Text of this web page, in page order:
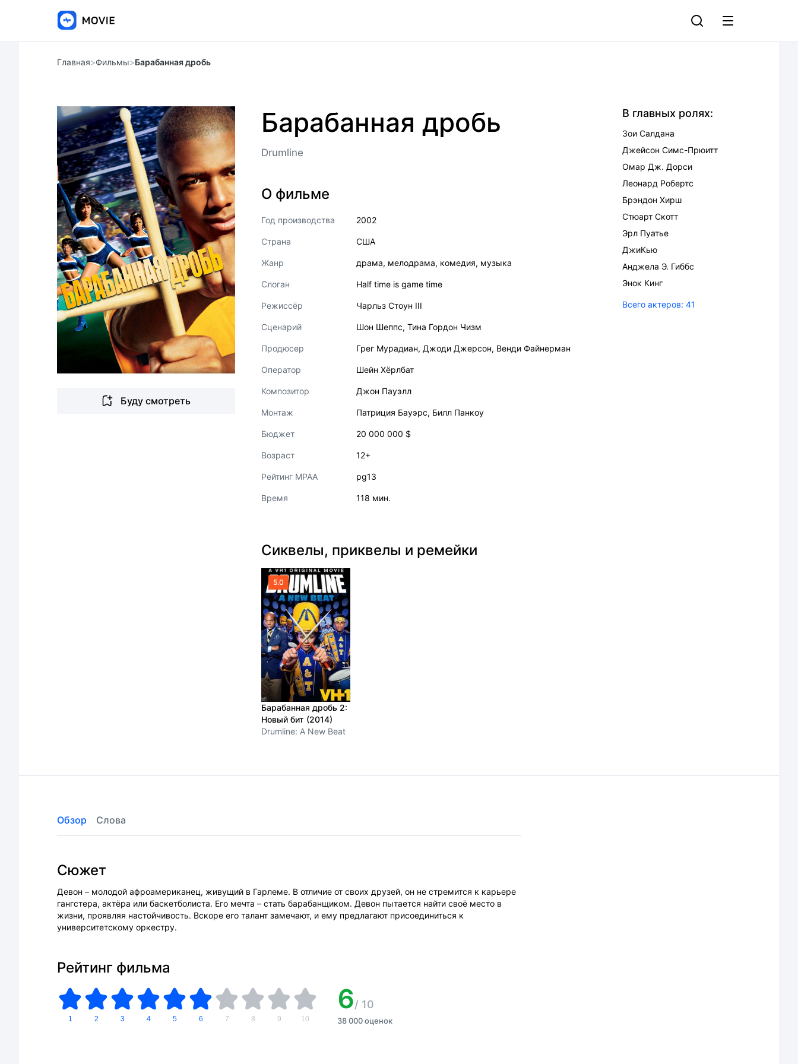
Главная>Фильмы>Барабанная дробь
Буду смотреть
Барабанная дробь
Drumline
О фильме
Год производства 2002
Страна США
Жанр драма, мелодрама, комедия, музыка
Слоган Half time is game time
Режиссёр Чарльз Стоун III
Сценарий Шон Шеппс, Тина Гордон Чизм
Продюсер Грег Мурадиан, Джоди Джерсон, Венди Файнерман
Оператор Шейн Хёрлбат
Композитор Джон Пауэлл
Монтаж Патриция Бауэрс, Билл Панкоу
Бюджет 20 000 000 $
Возраст 12+
Рейтинг MPAA pg13
Время 118 мин.
В главных ролях:
Зои Салдана
Джейсон Симс-Прюитт
Омар Дж. Дорси
Леонард Робертс
Брэндон Хирш
Стюарт Скотт
Эрл Пуатье
ДжиКью
Анджела Э. Гиббс
Энок Кинг
Всего актеров: 41
Сиквелы, приквелы и ремейки
5.0
Барабанная дробь 2:
Новый бит (2014)
Drumline: A New Beat
Обзор Слова
Сюжет
Девон – молодой афроамериканец, живущий в Гарлеме. В отличие от своих друзей, он не стремится к карьере
гангстера, актёра или баскетболиста. Его мечта – стать барабанщиком. Девон пытается найти своё место в
жизни, проявляя настойчивость. Вскоре его талант замечают, и ему предлагают присоединиться к
университетскому оркестру.
Рейтинг фильма
1 2 3 4 5 6 7 8 9 10
6/ 10
38 000 оценок